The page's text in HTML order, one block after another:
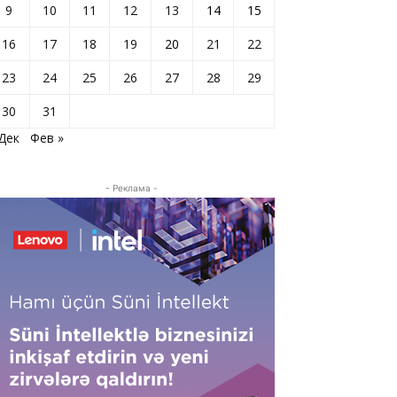
9 10 11 12 13 14
15
16
17 18 19 20 21
22
23
24 25 26 27 28
29
30
31
Фев »
- Реклама -